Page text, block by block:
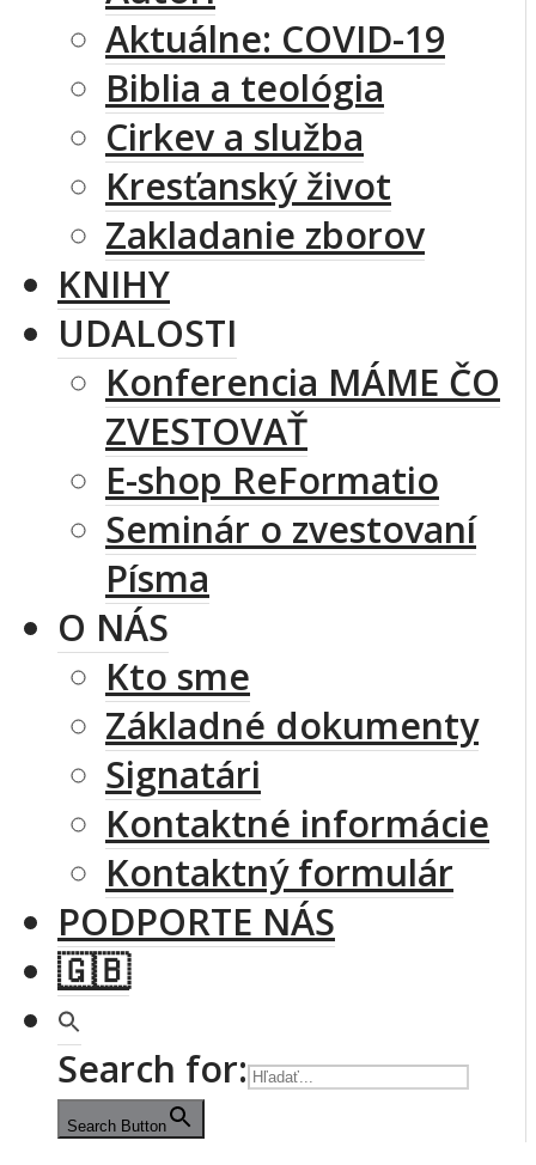
Aktuálne: COVID-19
Biblia a teológia
Cirkev a služba
Kresťanský život
Zakladanie zborov
KNIHY
UDALOSTI
Konferencia MÁME ČO
ZVESTOVAŤ
E-shop ReFormatio
Seminár o zvestovaní
Písma
O NÁS
Kto sme
Základné dokumenty
Signatári
Kontaktné informácie
Kontaktný formulár
PODPORTE NÁS
🇬🇧
Search for:
Search Button